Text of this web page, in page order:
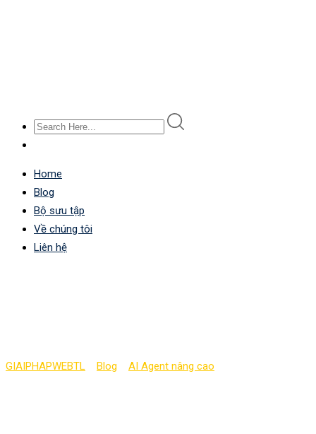
Home
Blog
Bộ sưu tập
Về chúng tôi
Liên hệ
GIAIPHAPWEBTL Blog AI Agent nâng cao